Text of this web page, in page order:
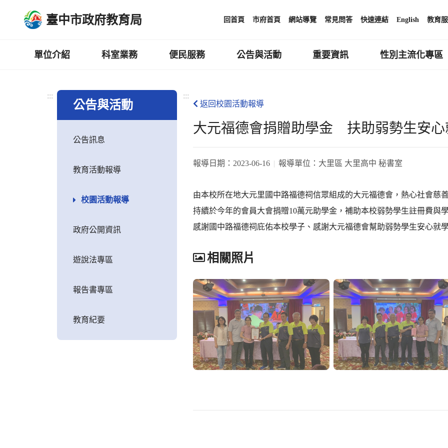
臺中市政府教育局 回首頁 市府首頁 網站導覽 常見問答 快速連結 English 教育
單位介紹 科室業務 便民服務 公告與活動 重要資訊 性別主流化專區
:::
公告與活動
公告訊息
教育活動報導
校園活動報導
政府公開資訊
遊說法專區
報告書專區
教育紀要
:::
返回校園活動報導
大元福德會捐贈助學金 扶助弱勢生安心
報導日期： 2023-06-16 報導單位： 大里區 大里高中 秘書室
由本校所在地大元里國中路福德祠信眾組成的大元福德會，熱心社會慈
持續於今年的會員大會捐贈10萬元助學金，補助本校弱勢學生註冊費與
感謝國中路福德祠庇佑本校學子、感謝大元福德會幫助弱勢學生安心就
相關照片